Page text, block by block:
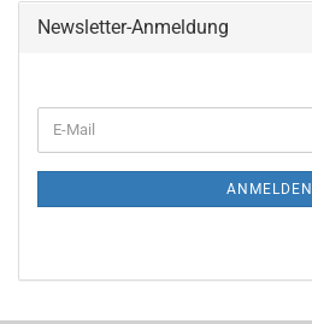
Newsletter-Anmeldung
ZUR
NEWSLETTER-
E-
Mail
ANMELDEN